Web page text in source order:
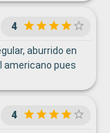
4
aburrido en
americano pues
4